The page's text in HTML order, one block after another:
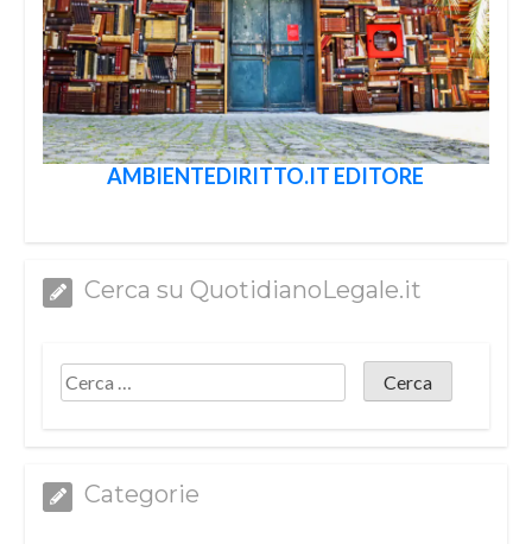
AMBIENTEDIRITTO.IT EDITORE
Cerca su QuotidianoLegale.it
Categorie